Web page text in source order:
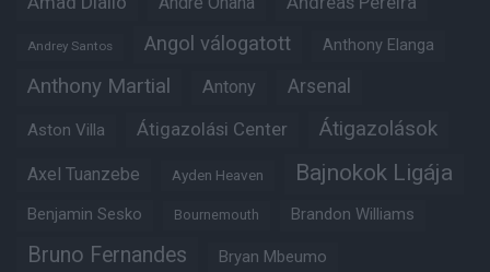
Andrey Santos Angol válogatott Anthony Elanga
Anthony Martial Antony Arsenal
Aston Villa Átigazolási Center Átigazolások
Axel Tuanzebe Ayden Heaven Bajnokok Ligája
Benjamin Sesko Bournemouth Brandon Williams
Bruno Fernandes Bryan Mbeumo